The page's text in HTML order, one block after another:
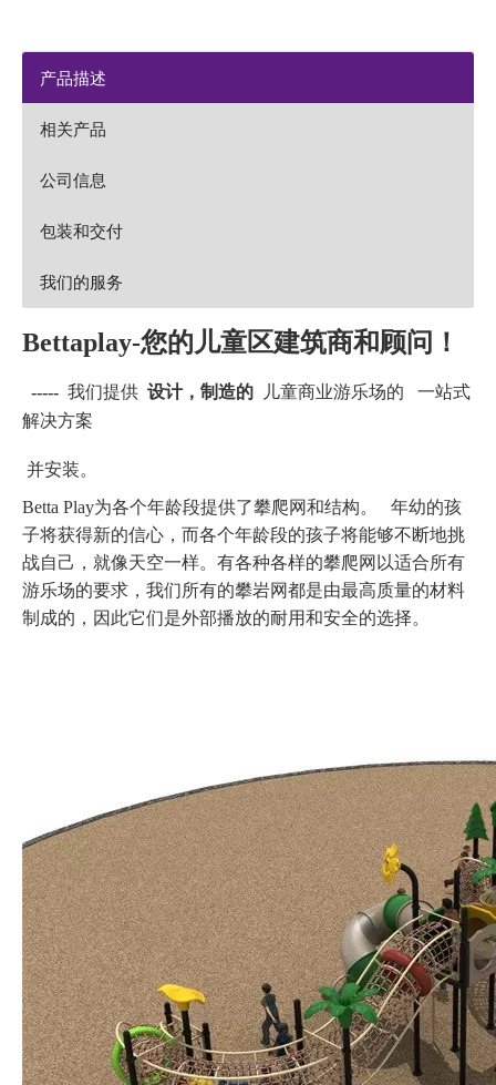
产品描述
相关产品
公司信息
包装和交付
我们的服务
Bettaplay-您的儿童区建筑商和顾问！
----- 我们提供 设计，制造的
儿童商业游乐场的 一站式
解决方案
并安装。
Betta Play为各个年龄段提供了攀爬网和结构。 年幼的孩
子将获得新的信心，而各个年龄段的孩子将能够不断地挑
战自己，就像天空一样。有各种各样的攀爬网以适合所有
游乐场的要求，我们所有的攀岩网都是由最高质量的材料
制成的，因此它们是外部播放的耐用和安全的选择。